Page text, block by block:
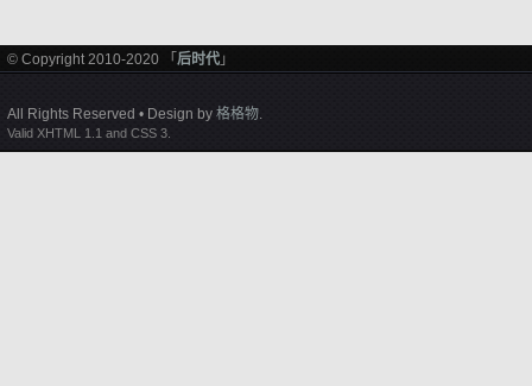
© Copyright 2010-2020 「 后时代 」
All Rights Reserved • Design by 格格物.
Valid XHTML 1.1 and CSS 3.